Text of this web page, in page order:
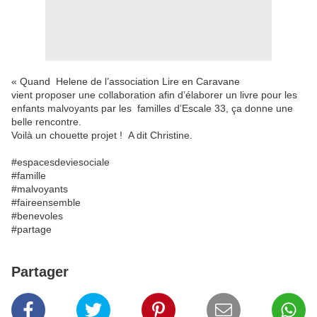
« Quand Helene de l’association Lire en Caravane
vient proposer une collaboration afin d’élaborer un livre pour les
enfants malvoyants par les familles d’Escale 33, ça donne une
belle rencontre.
Voilà un chouette projet ! A dit Christine.
#espacesdeviesociale
#famille
#malvoyants
#faireensemble
#benevoles
#partage
Partager